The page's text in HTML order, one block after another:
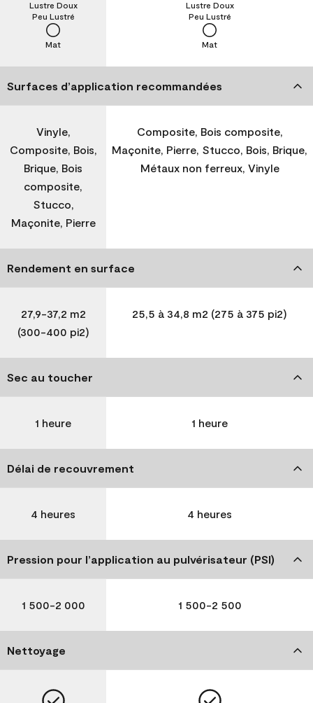
Mat
Peu Lustré
Lustre Doux
Mat
Peu Lustré
Lustre Doux
Surfaces d’application recommandées
Vinyle,
Composite, Bois,
Brique, Bois
composite,
Stucco,
Maçonite, Pierre
Composite, Bois composite,
Maçonite, Pierre, Stucco, Bois, Brique,
Métaux non ferreux, Vinyle
Rendement en surface
27,9-37,2 m2
(300-400 pi2)
25,5 à 34,8 m2 (275 à 375 pi2)
Sec au toucher
1 heure 1 heure
Délai de recouvrement
4 heures 4 heures
Pression pour l’application au pulvérisateur (PSI)
1 500-2 000 1 500-2 500
Nettoyage